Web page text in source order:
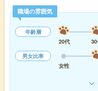
職場の雰囲気
年齢層
20代
男女比率
女性